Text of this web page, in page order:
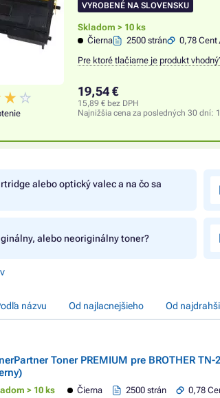
VYROBENÉ NA SLOVENSKU
Skladom > 10 ks
Čierna
2500 strán 0,78 Cent
Pre ktoré tlačiarne je produkt
19,54 €
15,89 € bez DPH
Najnižšia cena za posledných 30 dní:
alebo optický valec a na čo sa
alebo neoriginálny toner?
názvu Od najlacnejšieho Od
Toner PREMIUM pre BROTHER
> 10 ks Čierna 2500 strán
0,78